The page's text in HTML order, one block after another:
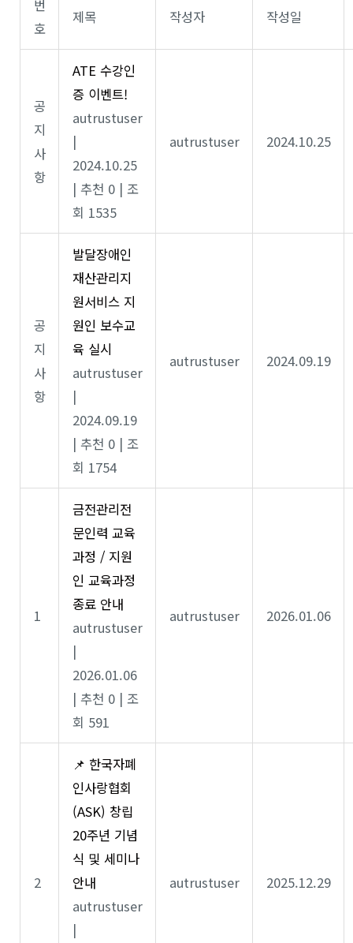
번
호
제목 작성자 작성일
공
지
사
항
ATE 수강인
증 이벤트!
autrustuser
|
2024.10.25
| 추천 0 | 조
회 1535
autrustuser 2024.10.25
공
지
사
항
발달장애인
재산관리지
원서비스 지
원인 보수교
육 실시
autrustuser
|
2024.09.19
| 추천 0 | 조
회 1754
autrustuser 2024.09.19
1
금전관리전
문인력 교육
과정 / 지원
인 교육과정
종료 안내
autrustuser
|
2026.01.06
| 추천 0 | 조
회 591
autrustuser 2026.01.06
2
📌 한국자폐
인사랑협회
(ASK) 창립
20주년 기념
식 및 세미나
안내
autrustuser
|
autrustuser 2025.12.29